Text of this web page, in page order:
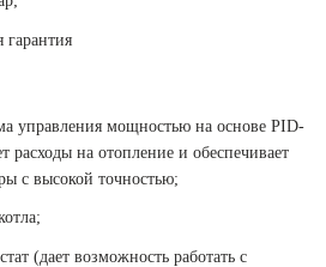
гарантия
управления мощностью на основе PID-
расходы на отопление и обеспечивает
с высокой точностью;
(дает возможность работать с